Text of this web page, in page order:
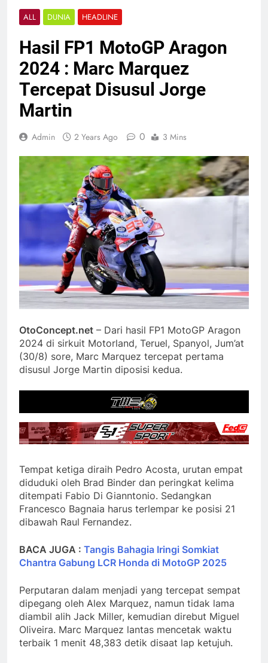
ALL DUNIA HEADLINE
Hasil FP1 MotoGP Aragon
2024 : Marc Marquez
Tercepat Disusul Jorge
Martin
Admin 2 Years Ago 0 3 Mins
OtoConcept.net – Dari hasil FP1 MotoGP Aragon
2024 di sirkuit Motorland, Teruel, Spanyol, Jum’at
(30/8) sore, Marc Marquez tercepat pertama
disusul Jorge Martin diposisi kedua.
Tempat ketiga diraih Pedro Acosta, urutan empat
diduduki oleh Brad Binder dan peringkat kelima
ditempati Fabio Di Gianntonio. Sedangkan
Francesco Bagnaia harus terlempar ke posisi 21
dibawah Raul Fernandez.
BACA JUGA : Tangis Bahagia Iringi Somkiat
Chantra Gabung LCR Honda di MotoGP 2025
Perputaran dalam menjadi yang tercepat sempat
dipegang oleh Alex Marquez, namun tidak lama
diambil alih Jack Miller, kemudian direbut Miguel
Oliveira. Marc Marquez lantas mencetak waktu
terbaik 1 menit 48,383 detik disaat lap ketujuh.